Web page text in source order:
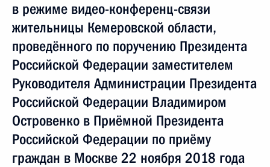
в режиме видео-конференц-связи
жительницы Кемеровской области,
проведённого по поручению Президента
Российской Федерации заместителем
Руководителя Администрации Президента
Российской Федерации Владимиром
Островенко в Приёмной Президента
Российской Федерации по приёму
граждан в Москве 22 ноября 2018 года